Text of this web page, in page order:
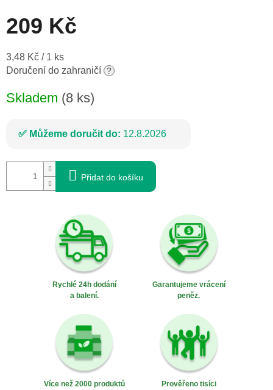
209 Kč
Měrná
cena:
3,48 Kč / 1 ks
Doručení do zahraničí ?
Skladem (8 ks)
Můžeme doručit do: 12.8.2026
Přidat do košíku
Rychlé 24h dodání
a balení.
Garantujeme vrácení
peněz.
Více než 2000 produktů
Prověřeno tisíci